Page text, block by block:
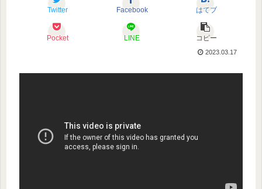
Twitter Facebook はてブ
Pocket LINE コピー
2023.03.17